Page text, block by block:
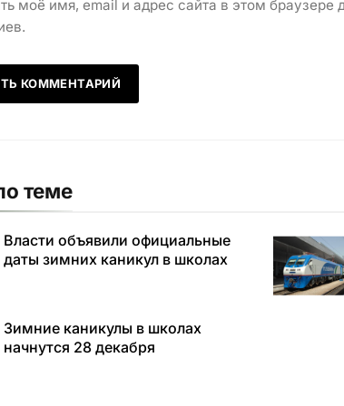
моё имя, email и адрес сайта в этом
теме
Власти объявили официальные
даты зимних каникул в школах
Зимние каникулы в школах
начнутся 28 декабря